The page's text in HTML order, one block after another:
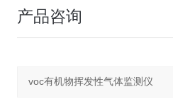
产品咨询